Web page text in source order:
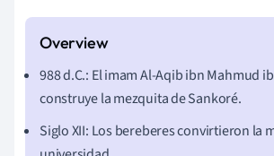
988 d.C.: El imam Al-Aqib ibn Mahmud
construye la mezquita de Sankoré.
Siglo XII: Los bereberes convirtieron la